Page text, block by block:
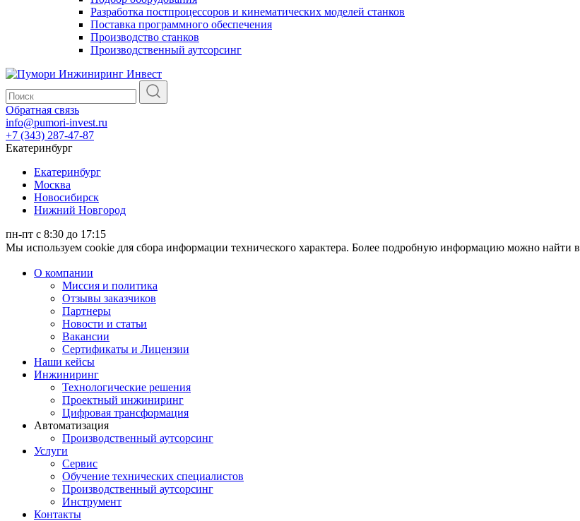
Разработка постпроцессоров и кинематических моделей станков
Поставка программного обеспечения
Производство станков
Производственный аутсорсинг
Обратная связь
info@pumori-invest.ru
+7 (343) 287-47-87
Екатеринбург
Екатеринбург
Москва
Новосибирск
Нижний Новгород
пн-пт с 8:30 до 17:15
Мы используем cookie для сбора информации технического характера. Более подробную информацию можно найти в
О компании
Миссия и политика
Отзывы заказчиков
Партнеры
Новости и статьи
Вакансии
Сертификаты и Лицензии
Наши кейсы
Инжиниринг
Технологические решения
Проектный инжиниринг
Цифровая трансформация
Автоматизация
Производственный аутсорсинг
Услуги
Сервис
Обучение технических специалистов
Производственный аутсорсинг
Инструмент
Контакты